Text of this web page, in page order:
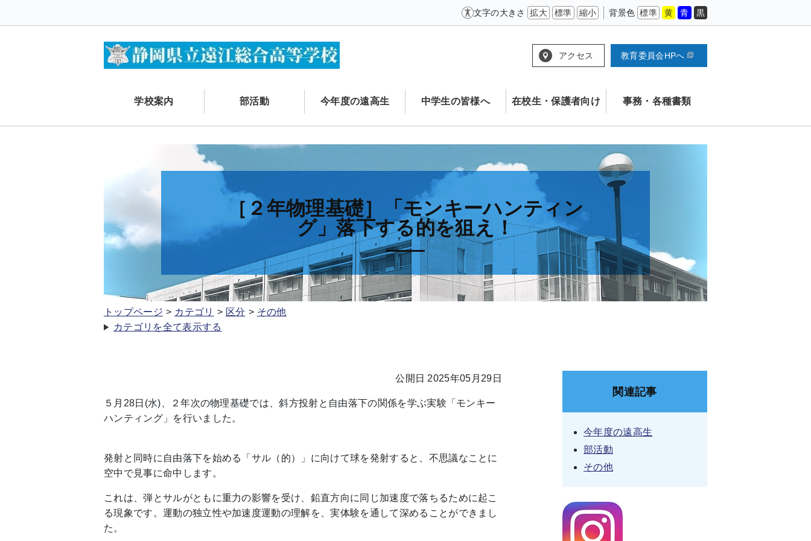
文字の大きさ 拡大 標準 縮小 背景色 標準 黄 青 黒
アクセス 教育委員会HPへ
学校案内 部活動 今年度の遠高生 中学生の皆様へ 在校生・保護者向け 事務・各種書類
［２年物理基礎］「モンキーハンティン
グ」落下する的を狙え！
トップページ カテゴリ 区分
その他
カテゴリを全て表示する
公開日 2025年05月29日
５月28日(水)、２年次の物理基礎では、斜方投射と自由落下の関係を学ぶ実験「モンキー
ハンティング」を行いました。
発射と同時に自由落下を始める「サル（的）」に向けて球を発射すると、不思議なことに
空中で見事に命中します。
これは、弾とサルがともに重力の影響を受け、鉛直方向に同じ加速度で落ちるために起こ
る現象です。運動の独立性や加速度運動の理解を、実体験を通して深めることができまし
た。
関連記事
今年度の遠高生
部活動
その他